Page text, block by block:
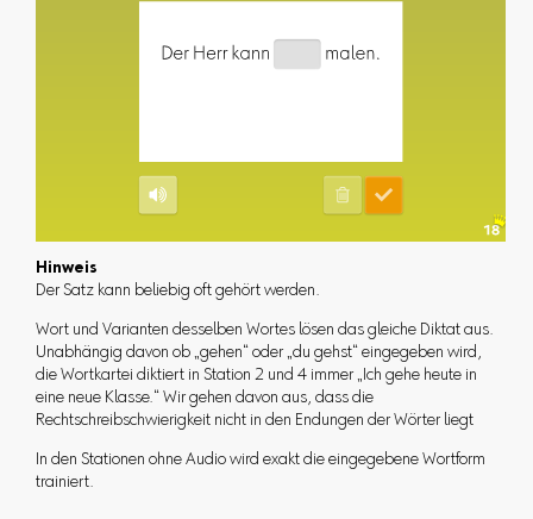
Hinweis
Der Satz kann beliebig oft gehört werden.
Wort und Varianten desselben Wortes lösen das gleiche Diktat aus.
Unabhängig davon ob „gehen“ oder „du gehst“ eingegeben wird,
die Wortkartei diktiert in Station 2 und 4 immer „Ich gehe heute in
eine neue Klasse.“ Wir gehen davon aus, dass die
Rechtschreibschwierigkeit nicht in den Endungen der Wörter liegt
In den Stationen ohne Audio wird exakt die eingegebene Wortform
trainiert.